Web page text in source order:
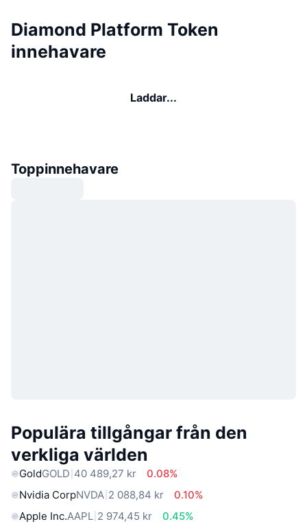
Diamond Platform Token
innehavare
Laddar...
Toppinnehavare
Populära tillgångar från den
verkliga världen
GoldGOLD 40 489,27 kr
0.08%
Nvidia CorpNVDA 2 088,84 kr
0.10%
Apple Inc.AAPL 2 974,45 kr
0.45%